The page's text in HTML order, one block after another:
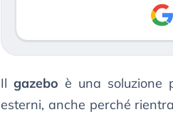
Ilgazebo è una soluzione
esterni, anche perché
3 agosto 2026